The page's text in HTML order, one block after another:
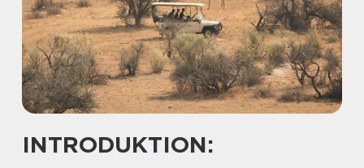
INTRODUKTION: